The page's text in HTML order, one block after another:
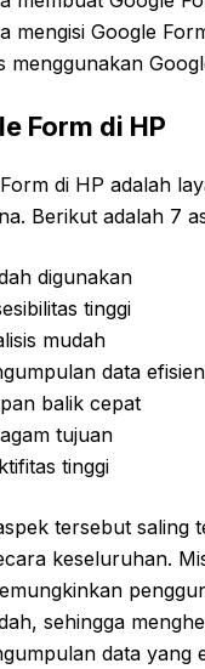
mengisi Google
menggunakan
Form di HP
di HP adalah
Berikut adalah 7
digunakan
tinggi
mudah
data efisien
balik cepat
tujuan
tinggi
tersebut saling
keseluruhan.
sehingga
data yang